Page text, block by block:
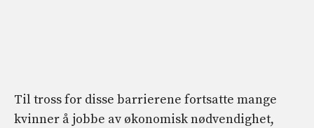
Til tross for disse barrierene fortsatte mange
kvinner å jobbe av økonomisk nødvendighet,